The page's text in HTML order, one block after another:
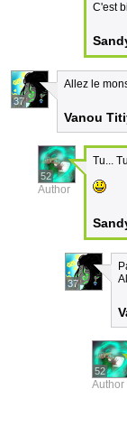
C'est
37
Allez le
Vanou
52
Author
Tu...
37
52
Author